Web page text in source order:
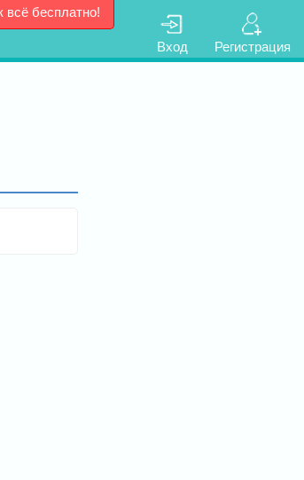
Вход Регистрация
бесплатно!